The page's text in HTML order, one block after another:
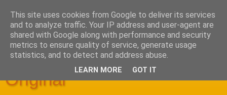
Sparfuchs' Blog - Das
Original
This site uses cookies from Google to deliver its services
and to analyze traffic. Your IP address and user-agent are
shared with Google along with performance and security
metrics to ensure quality of service, generate usage
statistics, and to detect and address abuse.
LEARN MORE GOT IT